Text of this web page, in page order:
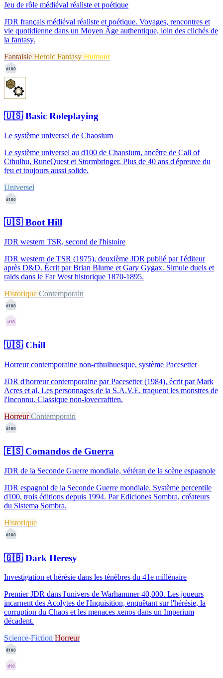
Jeu de rôle médiéval réaliste et poétique
JDR français médiéval réaliste et poétique. Voyages, rencontres et
vie quotidienne dans un Moyen Âge authentique, loin des clichés de
la fantasy.
Fantaisie Heroic Fantasy Humour
d100
🇺🇸Basic Roleplaying
Le système universel de Chaosium
Le système universel au d100 de Chaosium, ancêtre de Call of
Cthulhu, RuneQuest et Stormbringer. Plus de 40 ans d'épreuve du
feu et toujours aussi solide.
Universel
d100
🇺🇸Boot Hill
JDR western TSR, second de l'histoire
JDR western de TSR (1975), deuxième JDR publié par l'éditeur
après D&D. Écrit par Brian Blume et Gary Gygax. Simule duels et
raids dans le Far West historique 1870-1895.
Historique Contemporain
d100
d10
🇺🇸Chill
Horreur contemporaine non-cthulhuesque, système Pacesetter
JDR d'horreur contemporaine par Pacesetter (1984), écrit par Mark
Acres et al. Les personnages de la S.A.V.E. traquent les monstres de
l'Inconnu. Classique non-lovecraftien.
HorreurContemporain
d100
🇪🇸Comandos de Guerra
JDR de la Seconde Guerre mondiale, vétéran de la scène espagnole
JDR espagnol de la Seconde Guerre mondiale. Système percentile
d100, trois éditions depuis 1994. Par Ediciones Sombra, créateurs
du Sistema Sombra.
Historique
d100
🇬🇧Dark Heresy
Investigation et hérésie dans les ténèbres du 41e millénaire
Premier JDR dans l'univers de Warhammer 40,000. Les joueurs
incarnent des Acolytes de l'Inquisition, enquêtant sur l'hérésie, la
corruption du Chaos et les menaces xenos dans un Imperium
décadent.
Science-Fiction Horreur
d100
d10